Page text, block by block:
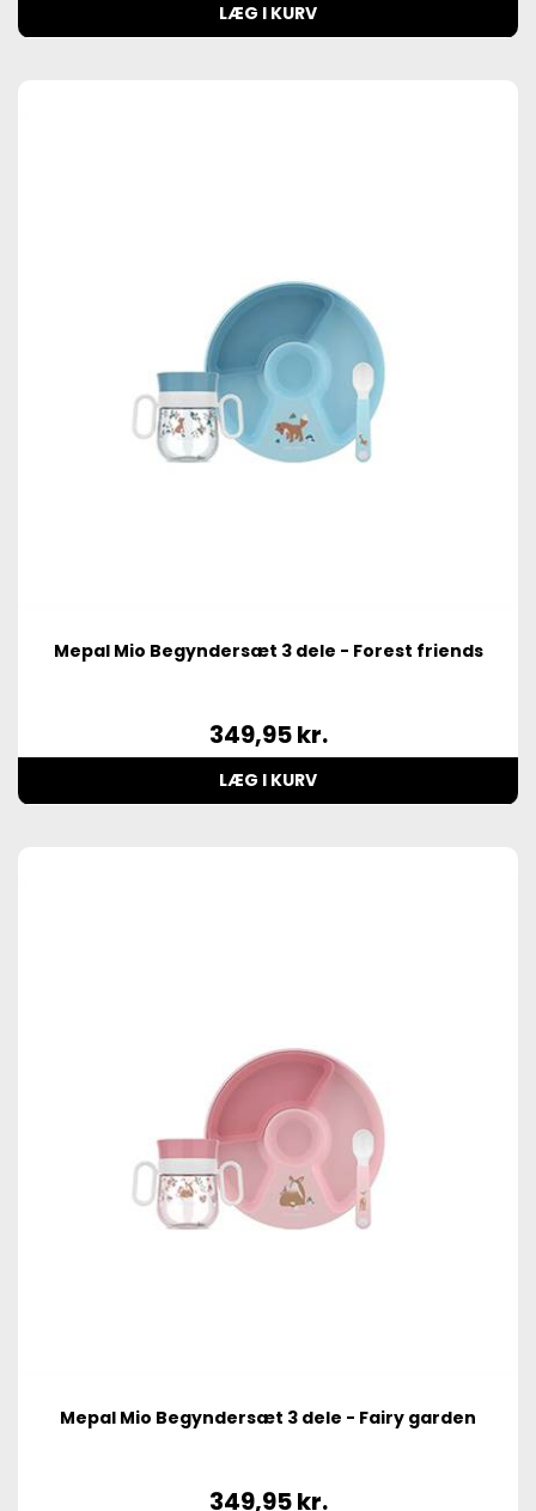
LÆG I KURV
Mepal Mio Begyndersæt 3 dele - Forest friends
349,95kr.
LÆG I KURV
Mepal Mio Begyndersæt 3 dele - Fairy garden
349,95kr.